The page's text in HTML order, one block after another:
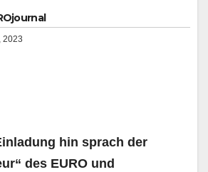
2023
hin sprach der
des EURO und